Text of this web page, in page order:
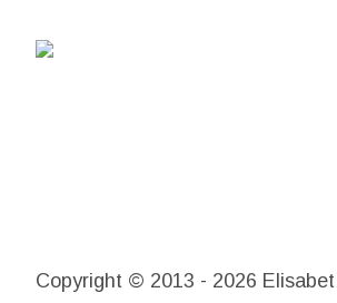
Copyright © 2013 - 2026